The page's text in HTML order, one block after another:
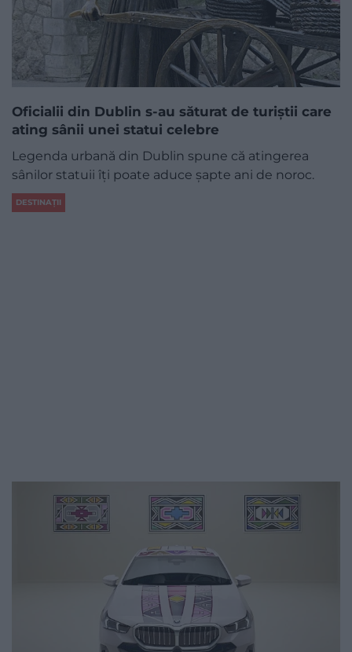
Oficialii din Dublin s-au săturat de turiștii care
ating sânii unei statui celebre
Legenda urbană din Dublin spune că atingerea
sânilor statuii îți poate aduce șapte ani de noroc.
DESTINAȚII